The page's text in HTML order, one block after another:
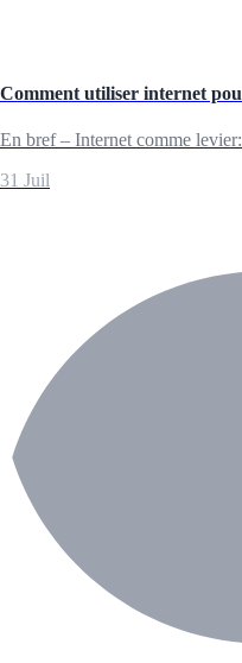
Comment utiliser internet
En bref – Internet comme
31 Juil